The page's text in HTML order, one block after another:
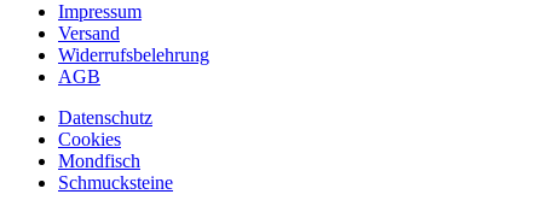
Impressum
Versand
Widerrufsbelehrung
AGB
Datenschutz
Cookies
Mondfisch
Schmucksteine